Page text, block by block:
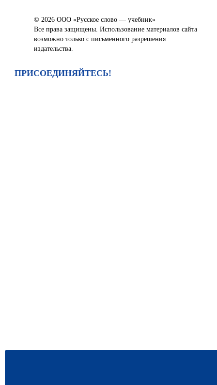
© 2026 ООО «Русское слово — учебник»
Все права защищены. Использование материалов сайта
возможно только с письменного разрешения
издательства.
ПРИСОЕДИНЯЙТЕСЬ!